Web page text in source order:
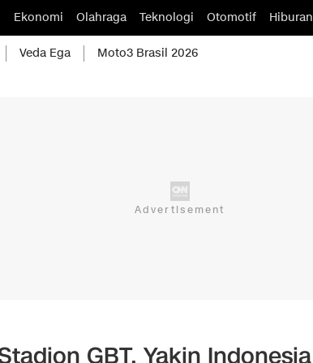
Ekonomi Olahraga Teknologi Otomotif Hiburan
Veda Ega Moto3 Brasil 2026
GBT, Yakin Indonesia